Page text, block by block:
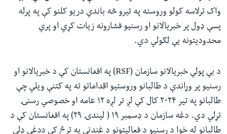
واک ترلاسه کولو وروسته په تیرو څه باندې دریو کلنو کې په پرله
پسې ډول پر خبریالانو او رسنیو فشارونه زیات کړي او پرې
محدودیتونه یې لګولي دي.
د بې پولې خبریالانو سازمان (RSF) په افغانستان کې د خبریالانو او
رسنیو پر وړاندې د طالبانو وروستیو اقداماتو ته په کتنې ویلي چې
طالبانو په تیر ۲۰۲۴ کال کې لږ تر لږه ۱۲ عامه او خصوصي رسنۍ
تړلي دي. دغه سازمان د ډسمبر ۱۹ ( لیندۍ ۲۹) په افغانستان کې د
طالبانو له خوا د رسنیو د فعالیتونو د غندنې په ترڅ کې ددغې ډلې